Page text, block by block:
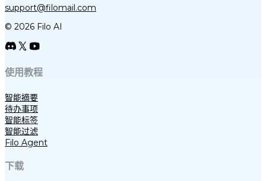
support@filomail.com
© 2026 Filo AI
使用教程
智能摘要
待办事项
智能标签
智能过滤
Filo Agent
下载